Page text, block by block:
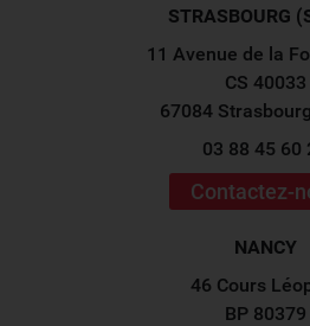
STRASBOURG
11 Avenue de la
CS 40033
67084
03 88 45 60
Contactez-
NANCY
46 Cours
BP 80379